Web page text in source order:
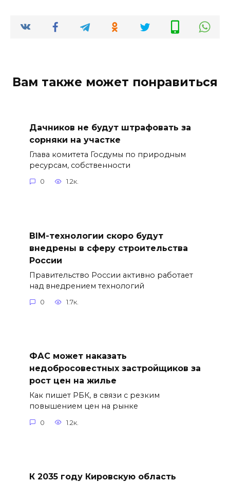
Вам также может понравиться
Дачников не будут штрафовать за
сорняки на участке
Глава комитета Госдумы по природным
ресурсам, собственности
0 1.2к.
BIM-технологии скоро будут
внедрены в сферу строительства
России
Правительство России активно работает
над внедрением технологий
0 1.7к.
ФАС может наказать
недобросовестных застройщиков за
рост цен на жилье
Как пишет РБК, в связи с резким
повышением цен на рынке
0 1.2к.
К 2035 году Кировскую область